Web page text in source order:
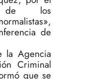
de los
de
la Agencia
Criminal
que se